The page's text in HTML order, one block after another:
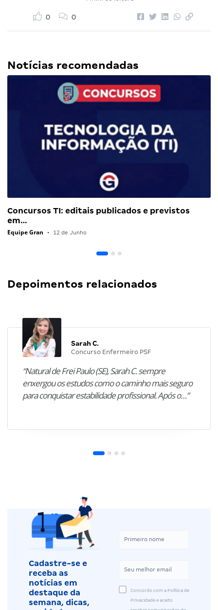
0 0
Notícias recomendadas
Concursos TI: editais publicados e previstos
em…
Equipe Gran • 12 de Junho
Depoimentos relacionados
Sarah C.
Concurso Enfermeiro PSF
“Natural de Frei Paulo (SE), Sarah C. sempre
enxergou os estudos como o caminho mais seguro
para conquistar estabilidade profissional. Após o…”
Cadastre-se e
receba as
notícias em
destaque da
semana, dicas,
Concordo com a Política de
Privacidade e aceito